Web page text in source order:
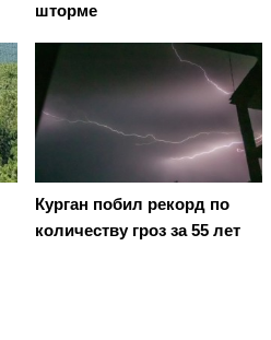
шторме
Курган побил рекорд по
количеству гроз за 55 лет